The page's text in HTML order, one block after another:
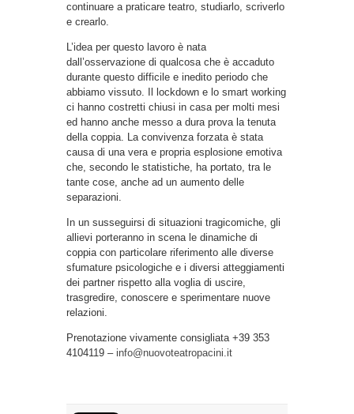
continuare a praticare teatro, studiarlo, scriverlo
e crearlo.
L’idea per questo lavoro è nata
dall’osservazione di qualcosa che è accaduto
durante questo difficile e inedito periodo che
abbiamo vissuto. Il lockdown e lo smart working
ci hanno costretti chiusi in casa per molti mesi
ed hanno anche messo a dura prova la tenuta
della coppia. La convivenza forzata è stata
causa di una vera e propria esplosione emotiva
che, secondo le statistiche, ha portato, tra le
tante cose, anche ad un aumento delle
separazioni.
In un susseguirsi di situazioni tragicomiche, gli
allievi porteranno in scena le dinamiche di
coppia con particolare riferimento alle diverse
sfumature psicologiche e i diversi atteggiamenti
dei partner rispetto alla voglia di uscire,
trasgredire, conoscere e sperimentare nuove
relazioni.
Prenotazione vivamente consigliata +39 353
4104119 – info@nuovoteatropacini.it